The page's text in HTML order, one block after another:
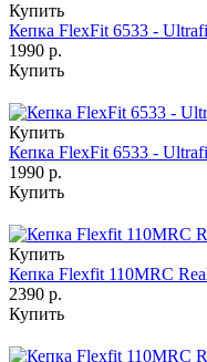
Купить
Кепка FlexFit 6533 -
1990 р.
Купить
Купить
Кепка FlexFit 6533 -
1990 р.
Купить
Купить
Кепка Flexfit 110MRC
2390 р.
Купить